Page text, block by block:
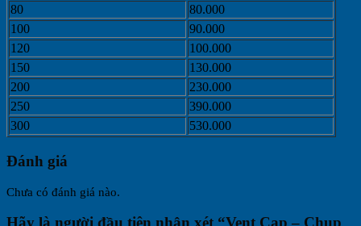
80
80.000
100
90.000
120
100.000
150
130.000
200
230.000
250
390.000
300
530.000
Đánh giá
Chưa có đánh giá nào.